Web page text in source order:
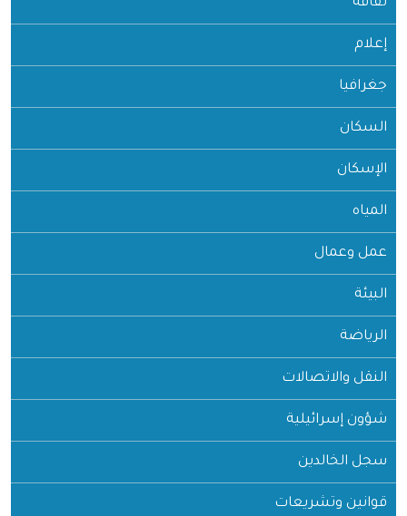
ثقافة
إعلام
جغرافيا
السكان
الإسكان
المياه
عمل وعمال
البيئة
الرياضة
النقل والاتصالات
شؤون إسرائيلية
سجل الخالدين
قوانين وتشريعات